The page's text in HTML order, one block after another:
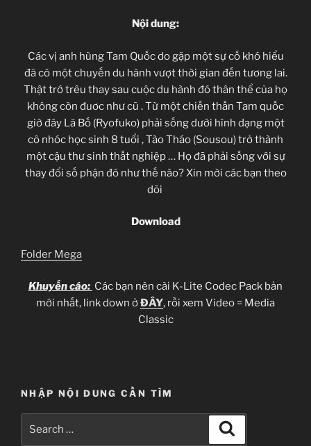
Nội dung:
Các vị anh hùng Tam Quốc do gặp một sự cố khó hiểu
đã có một chuyến du hành vượt thời gian đến tương lai.
Thật trớ trêu thay sau cuộc du hành đó thân thể của họ
không còn đuơc như cũ . Từ một chiến thần Tam quốc
giờ đây Lã Bố (Ryofuko) phải sống dưới hình dạng một
cô nhóc học sinh 8 tuổi , Tào Tháo (Sousou) trở thành
một cậu thư sinh thất nghiệp … Họ đã phải sống với sự
thay đổi số phận đó như thế nào? Xin mời các bạn theo
dõi
Download
Folder Mega
Khuyến cáo: Các bạn nên cài K-Lite Codec Pack bản
mới nhất, link down ởĐÂY, rồi xem Video = Media
Classic
NHẬP NỘI DUNG CẦN TÌM